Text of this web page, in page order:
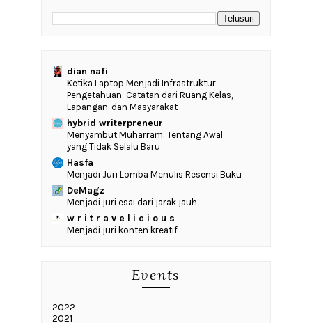
dian nafi
Ketika Laptop Menjadi Infrastruktur
Pengetahuan: Catatan dari Ruang Kelas,
Lapangan, dan Masyarakat
hybrid writerpreneur
Menyambut Muharram: Tentang Awal
yang Tidak Selalu Baru
Hasfa
Menjadi Juri Lomba Menulis Resensi Buku
DeMagz
Menjadi juri esai dari jarak jauh
w r i t r a v e l i c i o u s
Menjadi juri konten kreatif
Events
2022
2021